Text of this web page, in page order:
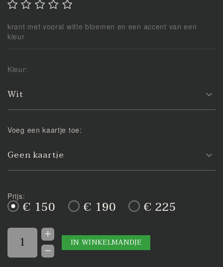
krant met vooral witte bloemen en een accent van een
kleur
Kleur:
Wit
Voeg een kaartje toe:
Geen kaartje
Prijs:
€ 150 € 190 € 225
IN WINKELMANDJE